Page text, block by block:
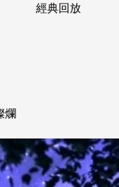
經典回放
爛